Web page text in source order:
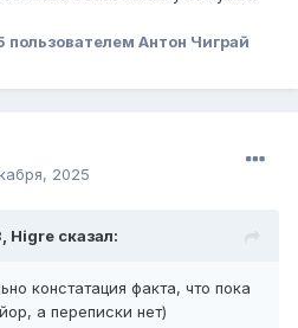
пользователем Антон Чиграй
2025
Higre сказал:
констатация факта, что пока
а переписки нет)